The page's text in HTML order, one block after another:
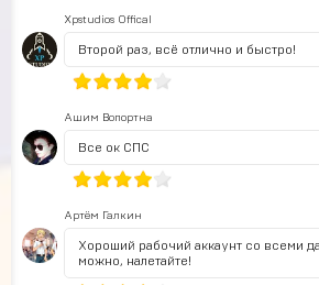
Xpstudios Offical
Второй раз, всё отлично и быстро!
Ашим Вопортна
Все ок СПС
Артём Галкин
Хороший рабочий аккаунт со всеми
можно, налетайте!